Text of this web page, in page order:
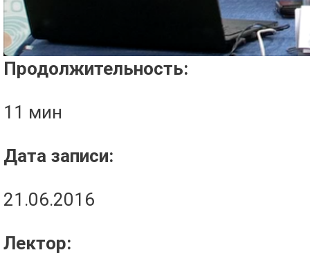
Продолжительность:
11 мин
Дата записи:
21.06.2016
Лектор: